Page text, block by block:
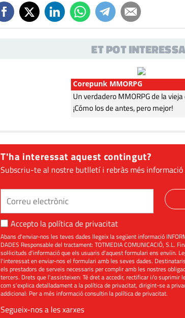
ET POT
Corepunk MMORPG
Un verdadero MMORPG de la
¡Cómo los de antes, pero mejor!
T'ha interessat aquest contingut?
Subscriu-te al nostre butlletí i rebràs més
Accepto la política de privacitat
Abans d'enviar-nos les teves dades llegeix la següent informació
DADES Responsable del tractament: TOTMEDIA COMUNICACIÓ, S.L.
sol·licituds d'informació que els usuaris d'aquest formulari ens enviïn.
l'interessat en enviar-nos el formulari amb les seves dades.
els prestadors de serveis necessaris per complir amb les nostres
tercers. Drets que l'assisteixen: Té dret a accedir, rectificar i/o suprimir
com s'explica detalladament a la política de privacitat, dirigint-se a
addicional: Per a més informació consultin lapolítica de privacitat.
Segueix-nos a les xarxes